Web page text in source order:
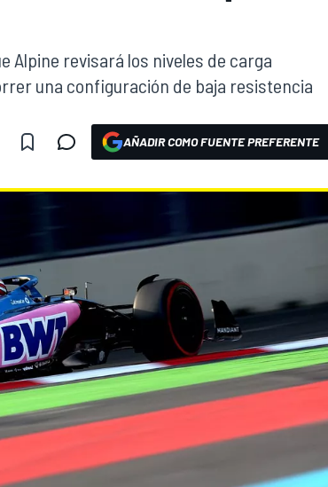
Alpine revisará los niveles de carga
una configuración de baja resistencia
AÑADIR COMO FUENTE PREFERENTE